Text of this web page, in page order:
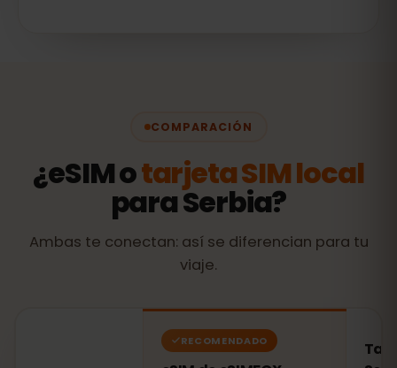
COMPARACIÓN
¿eSIM otarjeta SIM local
para Serbia?
Ambas te conectan: así se diferencian para tu
viaje.
RECOMENDADO